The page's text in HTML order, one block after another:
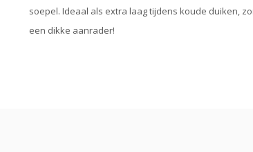
soepel. Ideaal als extra laag tijdens koude duiken,
een dikke aanrader!